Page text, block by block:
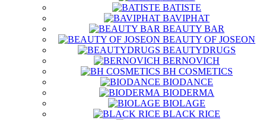
BATISTE
BAVIPHAT
BEAUTY BAR
BEAUTY OF JOSEON
BEAUTYDRUGS
BERNOVICH
BH COSMETICS
BIODANCE
BIODERMA
BIOLAGE
BLACK RICE